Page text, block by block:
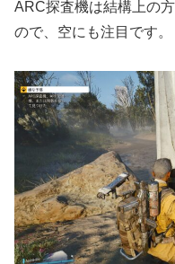
ARC探査機は結構上の
ので、空にも注目です。